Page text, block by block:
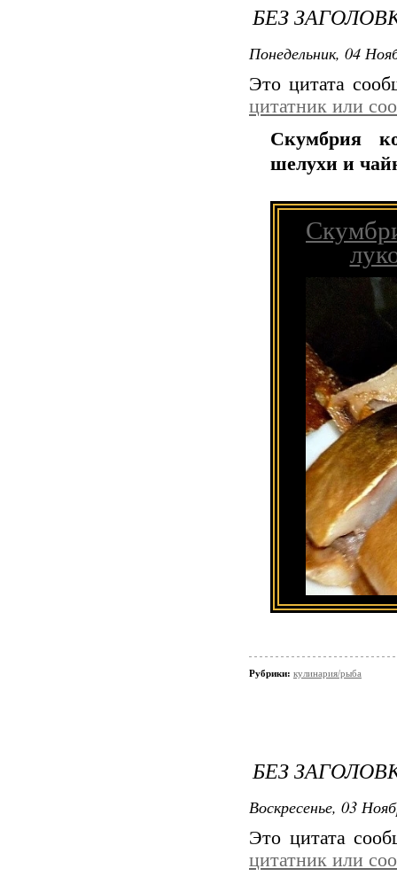
БЕЗ
Понедельник, 04
Это цитата
цитатник или
Скумбрия
шелухи и
У
Рубрики: кулинария/рыба
БЕЗ
Воскресенье, 03
Это цитата
цитатник или